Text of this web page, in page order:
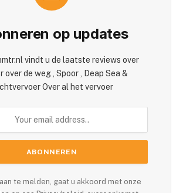
op updates
vindt u de laatste reviews over
over de weg , Spoor , Deap Sea &
Over al het vervoer
te melden, gaat u akkoord met onze